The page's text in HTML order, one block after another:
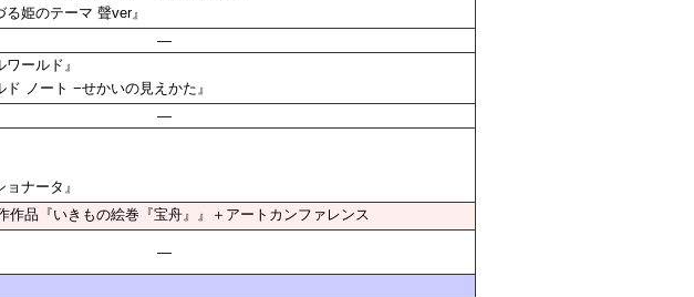
姫のテーマ 聲ver』
—
ールド』
ノート −せかいの見えかた』
—
ナータ』
作品『いきもの絵巻『宝舟』』＋アートカンファレンス
—